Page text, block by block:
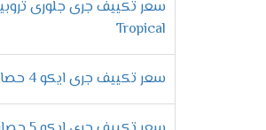
الانفراد بخاصية
الان عند شراء
للعميل لأن الجهاز
الهواء أعلى الغرفه .
Tropical
سعر تكييف جرى ايكو 4 حصان بارد ساخن - ECO